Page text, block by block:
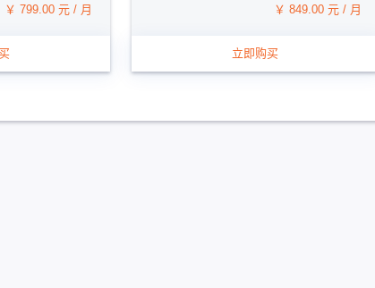
￥ 799.00 元 / 月
￥ 849.00 元 / 月
立即购买